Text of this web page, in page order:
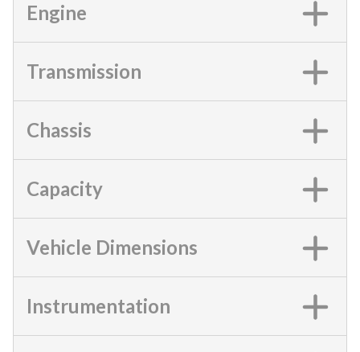
Engine
Transmission
Chassis
Capacity
Vehicle Dimensions
Instrumentation